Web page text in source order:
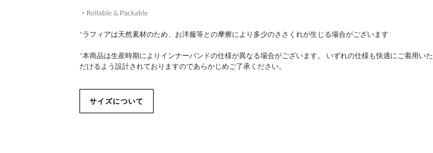
・Rollable & Packable
*ラフィアは天然素材のため、お洋服等との摩擦により多少のささくれが生じる場合がございます
*本商品は生産時期によりインナーバンドの仕様が異なる場合がございます。 いずれの仕様も快適にご着用いた
だけるよう設計されておりますのであらかじめご了承ください。
サイズについて